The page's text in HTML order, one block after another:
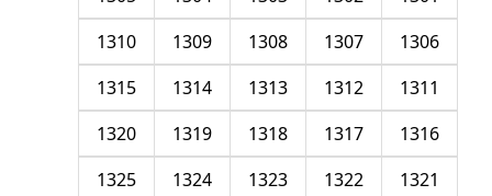
1306
1307
1308
1309
1310
1311
1312
1313
1314
1315
1316
1317
1318
1319
1320
1321
1322
1323
1324
1325